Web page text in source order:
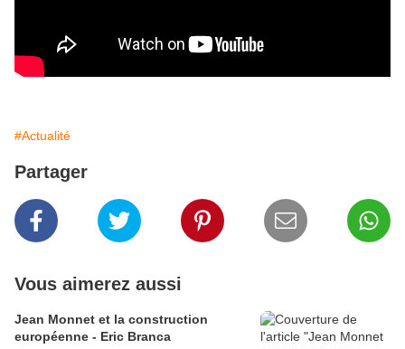
#Actualité
Partager
Vous aimerez aussi
Jean Monnet et la construction
européenne - Eric Branca